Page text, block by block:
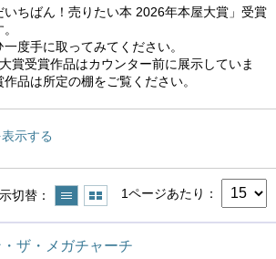
いちばん！売りたい本 2026年本屋大賞」受賞
度手に取ってみてください。
賞受賞作品はカウンター前に展示していま
品は所定の棚をご覧ください。
示する
切替 1ページあたり
ザ・メガチャーチ